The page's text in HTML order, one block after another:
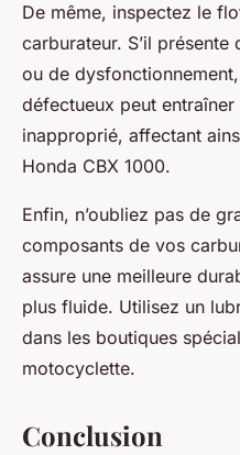
De même, inspectez le
carburateur. S’il
ou de
défectueux peut
inapproprié, affectant
Honda CBX 1000.
Enfin, n’oubliez pas de
composants de vos
assure une meilleure
plus fluide. Utilisez un
dans les boutiques
motocyclette.
Conclusion